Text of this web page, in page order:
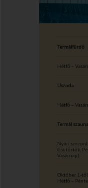
Termálfürdő
Hétfő –
Uszoda
Hétfő –
Termál szauna
Nyári
Csütörtök,
Vasárnap):
Október 1-től:
Hétfő –